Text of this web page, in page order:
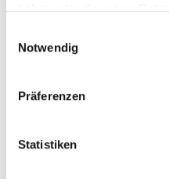
haben oder die sie im
Notwendig
Präferenzen
Statistiken